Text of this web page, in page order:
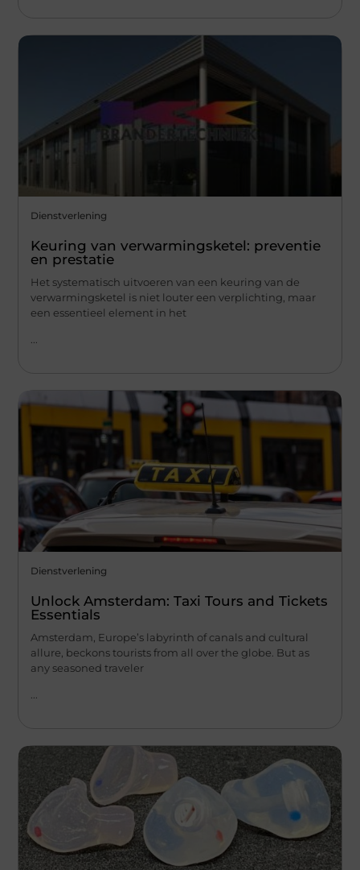
Dienstverlening
Keuring van verwarmingsketel: preventie
en prestatie
Het systematisch uitvoeren van een keuring van de
verwarmingsketel is niet louter een verplichting, maar
een essentieel element in het
Dienstverlening
Unlock Amsterdam: Taxi Tours and Tickets
Essentials
Amsterdam, Europe’s labyrinth of canals and cultural
allure, beckons tourists from all over the globe. But as
any seasoned traveler
...